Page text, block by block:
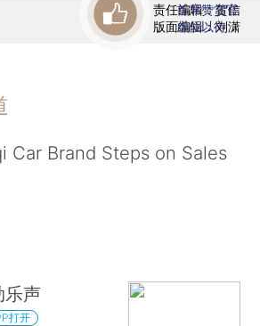
责任编辑：贺信
版面编辑：刘潇
首席赞赏官
虚位以待
Car Brand Steps on Sales
乐声
打开